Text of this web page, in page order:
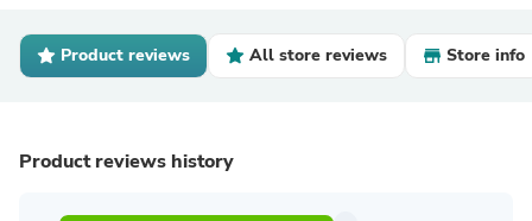
Product reviews All store reviews Store info
Product reviews history